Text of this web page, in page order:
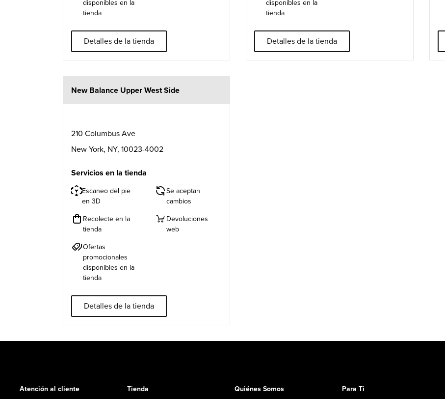
disponibles en la
tienda
Detalles de la tienda
disponibles en la
tienda
Detalles de la tienda
New Balance Upper West Side
210 Columbus Ave
New York, NY, 10023-4002
Servicios en la tienda
Escaneo del pie
en 3D
Se aceptan
cambios
Recolecte en la
tienda
Devoluciones
web
Ofertas
promocionales
disponibles en la
tienda
Detalles de la tienda
Atención al cliente Tienda Quiénes Somos Para Ti